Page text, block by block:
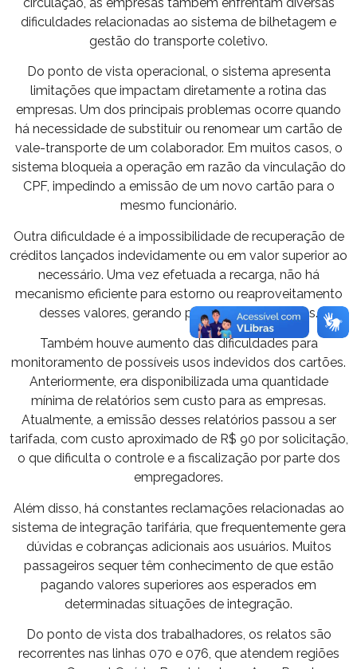
dificuldades relacionadas ao sistema de bilhetagem e
gestão do transporte coletivo.
Do ponto de vista operacional, o sistema apresenta
limitações que impactam diretamente a rotina das
empresas. Um dos principais problemas ocorre quando
há necessidade de substituir ou renomear um cartão de
vale-transporte de um colaborador. Em muitos casos, o
sistema bloqueia a operação em razão da vinculação do
CPF, impedindo a emissão de um novo cartão para o
mesmo funcionário.
Outra dificuldade é a impossibilidade de recuperação de
créditos lançados indevidamente ou em valor superior ao
necessário. Uma vez efetuada a recarga, não há
mecanismo eficiente para estorno ou reaproveitamento
desses valores, gerando prejuízos às empresas.
Também houve aumento das dificuldades para
monitoramento de possíveis usos indevidos dos cartões.
Anteriormente, era disponibilizada uma quantidade
mínima de relatórios sem custo para as empresas.
Atualmente, a emissão desses relatórios passou a ser
tarifada, com custo aproximado de R$ 90 por solicitação,
o que dificulta o controle e a fiscalização por parte dos
empregadores.
Além disso, há constantes reclamações relacionadas ao
sistema de integração tarifária, que frequentemente gera
dúvidas e cobranças adicionais aos usuários. Muitos
passageiros sequer têm conhecimento de que estão
pagando valores superiores aos esperados em
determinadas situações de integração.
Do ponto de vista dos trabalhadores, os relatos são
recorrentes nas linhas 070 e 076, que atendem regiões